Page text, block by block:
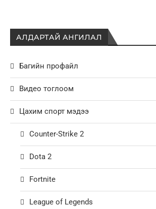
АЛДАРТАЙ АНГИЛАЛ
Багийн профайл
Видео тоглоом
Цахим спорт мэдээ
Counter-Strike 2
Dota 2
Fortnite
League of Legends